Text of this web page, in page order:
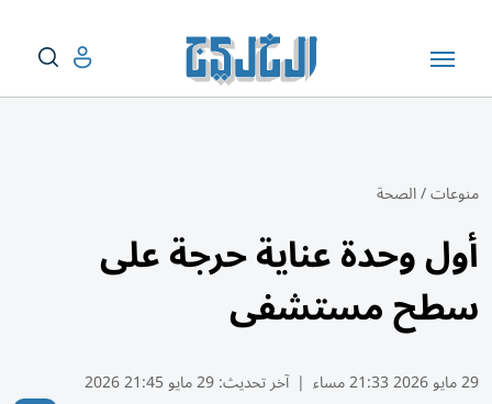
منوعات/الصحة
أول وحدة عناية حرجة على
سطح مستشفى
29 مايو 2026 21:33 مساء | آخر تحديث:29 مايو 21:45 2026